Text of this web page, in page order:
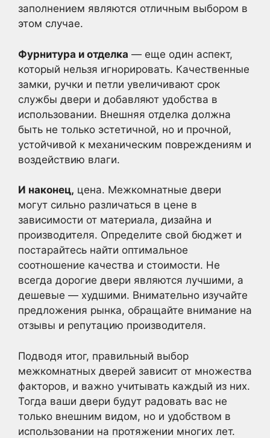
заполнением являются отличным выбором в
этом случае.
Фурнитура и отделка — еще один аспект,
который нельзя игнорировать. Качественные
замки, ручки и петли увеличивают срок
службы двери и добавляют удобства в
использовании. Внешняя отделка должна
быть не только эстетичной, но и прочной,
устойчивой к механическим повреждениям и
воздействию влаги.
И наконец, цена. Межкомнатные двери
могут сильно различаться в цене в
зависимости от материала, дизайна и
производителя. Определите свой бюджет и
постарайтесь найти оптимальное
соотношение качества и стоимости. Не
всегда дорогие двери являются лучшими, а
дешевые — худшими. Внимательно изучайте
предложения рынка, обращайте внимание на
отзывы и репутацию производителя.
Подводя итог, правильный выбор
межкомнатных дверей зависит от множества
факторов, и важно учитывать каждый из них.
Тогда ваши двери будут радовать вас не
только внешним видом, но и удобством в
использовании на протяжении многих лет.